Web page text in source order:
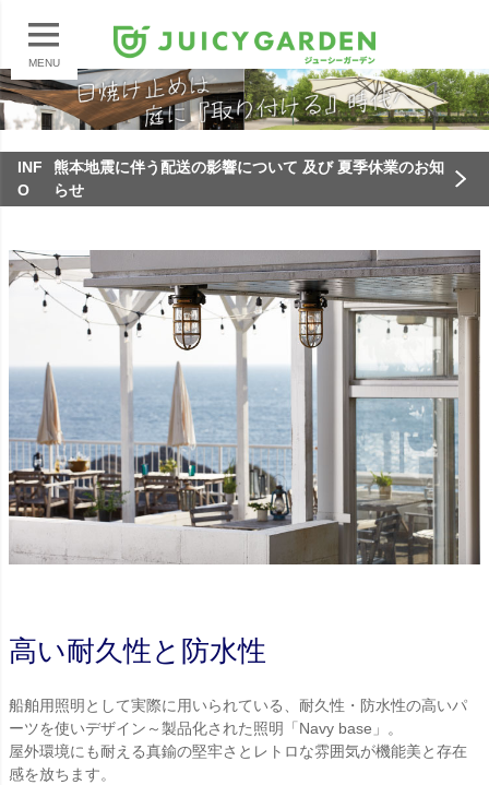
MENU
INF
O
熊本地震に伴う配送の影響について 及び 夏季休業のお知
らせ
高い耐久性と防水性
船舶用照明として実際に用いられている、耐久性・防水性の高いパ
ーツを使いデザイン～製品化された照明「Navy base」。
屋外環境にも耐える真鍮の堅牢さとレトロな雰囲気が機能美と存在
感を放ちます。